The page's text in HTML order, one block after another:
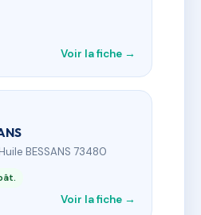
Voir la fiche →
BESSANS 73480
Voir la fiche →